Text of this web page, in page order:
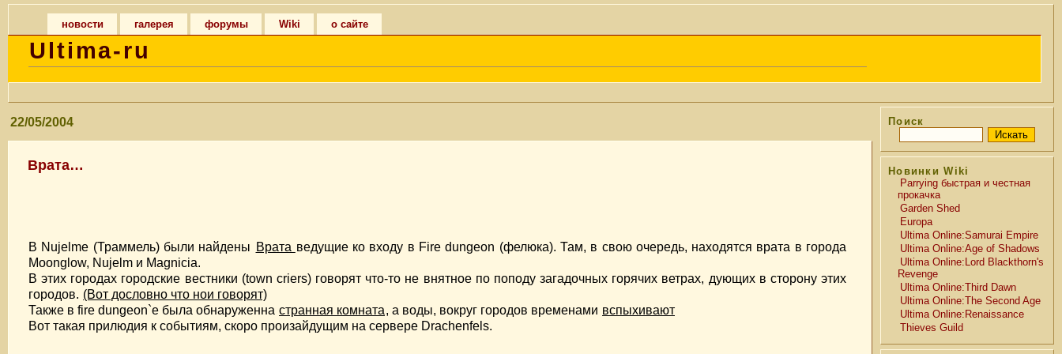
новости галерея форумы Wiki о сайте
Ultima-ru
Поиск
Новинки Wiki
Parrying быстрая и честная
прокачка
Garden Shed
Europa
Ultima Online:Samurai Empire
Ultima Online:Age of Shadows
Ultima Online:Lord Blackthorn's
Revenge
Ultima Online:Third Dawn
Ultima Online:The Second Age
Ultima Online:Renaissance
Thieves Guild
22/05/2004
Врата…
В Nujelme (Траммель) были найдены Врата ведущие ко входу в Fire dungeon (фелюка). Там, в свою очередь, находятся врата в города
Moonglow, Nujelm и Magnicia.
В этих городах городские вестники (town criers) говорят что-то не внятное по поподу загадочных горячих ветрах, дующих в сторону этих
городов. (Вот дословно что нои говорят)
Также в fire dungeon`e была обнаруженна странная комната, а воды, вокруг городов временами вспыхивают
Вот такая прилюдия к событиям, скоро произайдущим на сервере Drachenfels.